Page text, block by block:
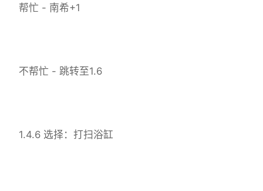
帮忙 - 南希+1
不帮忙 - 跳转至1.6
1.4.6 选择：打扫浴缸